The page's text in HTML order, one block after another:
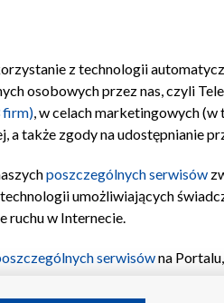
prywatności Moje zgody
z technologii
osobowych przez nas, czyli
firm), w celach marketingowych
a także zgody na udostępnianie
poszczególnych serwisów
umożliwiających
ruchu w Internecie.
serwisówna